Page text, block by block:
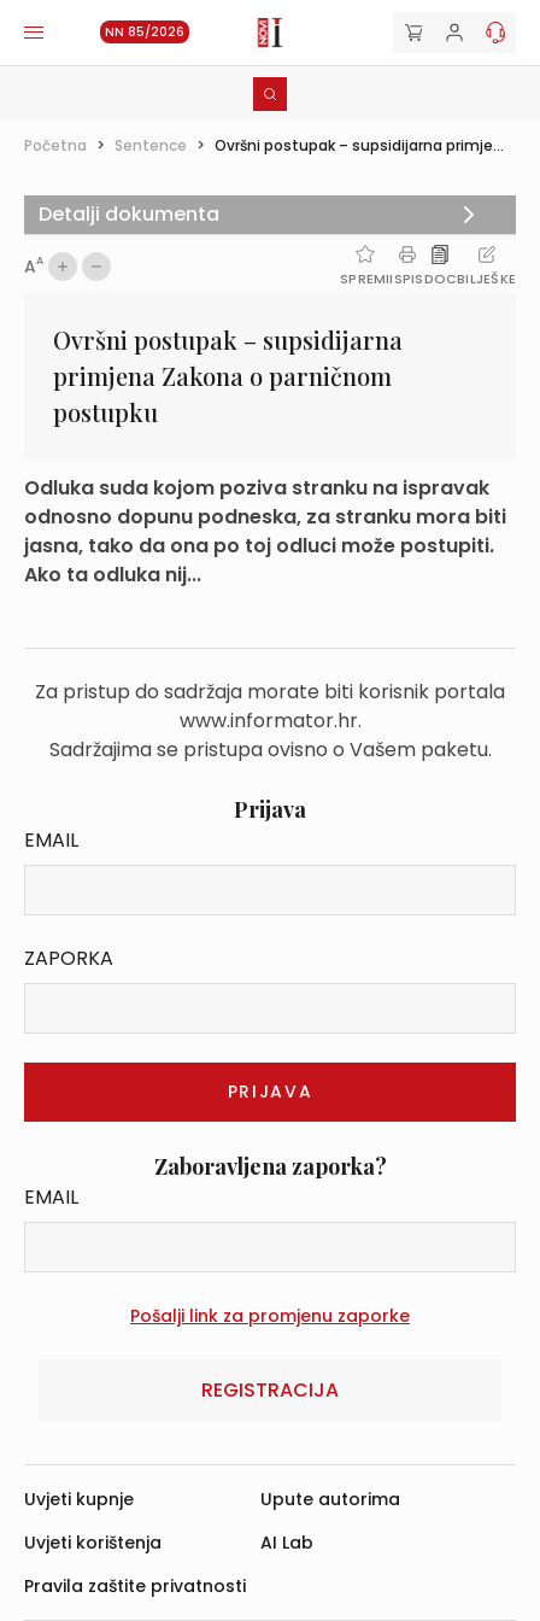
NN 85/2026
Početna > Sentence > Ovršni postupak – supsidijarna primje...
AA
SPREMIISPISDOCBILJEŠKE
Ovršni postupak – supsidijarna
primjena Zakona o parničnom
postupku
Odluka suda kojom poziva stranku na ispravak
odnosno dopunu podneska, za stranku mora biti
jasna, tako da ona po toj odluci može postupiti.
Ako ta odluka nij...
Za pristup do sadržaja morate biti korisnik portala
www.informator.hr.
Sadržajima se pristupa ovisno o Vašem paketu.
Prijava
EMAIL
ZAPORKA
Zaboravljena zaporka?
EMAIL
REGISTRACIJA
Detalji dokumenta
Uvjeti kupnje
Uvjeti korištenja
Pravila zaštite privatnosti
Upute autorima
AI Lab